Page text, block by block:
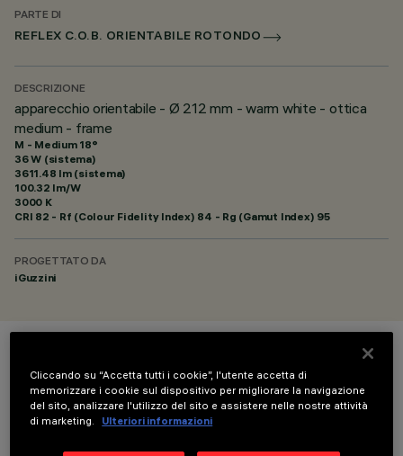
PARTE DI
REFLEX C.O.B. ORIENTABILE ROTONDO
DESCRIZIONE
apparecchio orientabile - Ø 212 mm - warm white - ottica
medium - frame
M - Medium 18°
36 W (sistema)
3611.48 lm (sistema)
100.32 lm/W
3000 K
CRI 82 - Rf (Colour Fidelity Index) 84 - Rg (Gamut Index) 95
PROGETTATO DA
iGuzzini
COLORE
Cliccando su “Accetta tutti i cookie”, l'utente accetta di
memorizzare i cookie sul dispositivo per migliorare la navigazione
del sito, analizzare l'utilizzo del sito e assistere nelle nostre attività
di marketing.
Ulteriori informazioni